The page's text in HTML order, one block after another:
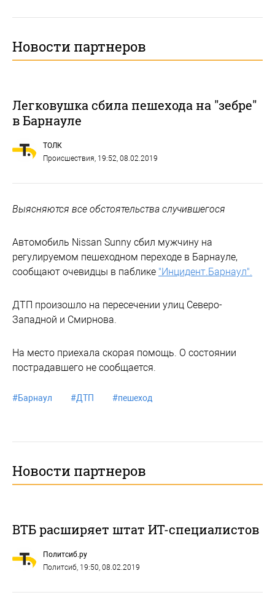
Новости партнеров
Легковушка сбила пешехода на "зебре"
в Барнауле
ТОЛК
Происшествия , 19:52, 08.02.2019
Выясняются все обстоятельства случившегося
Автомобиль Nissan Sunny сбил мужчину на
регулируемом пешеходном переходе в Барнауле,
сообщают очевидцы в паблике "Инцидент.Барнаул".
ДТП произошло на пересечении улиц Северо-
Западной и Смирнова.
На место приехала скорая помощь. О состоянии
пострадавшего не сообщается.
#Барнаул #ДТП #пешеход
Новости партнеров
ВТБ расширяет штат ИТ-специалистов
Политсиб.ру
Политсиб , 19:50, 08.02.2019